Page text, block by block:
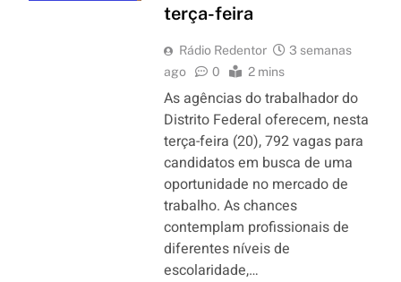
terça-feira
Rádio Redentor
3 semanas
ago
0 2 mins
As agências do trabalhador do
Distrito Federal oferecem, nesta
terça-feira (20), 792 vagas para
candidatos em busca de uma
oportunidade no mercado de
trabalho. As chances
contemplam profissionais de
diferentes níveis de
escolaridade,…